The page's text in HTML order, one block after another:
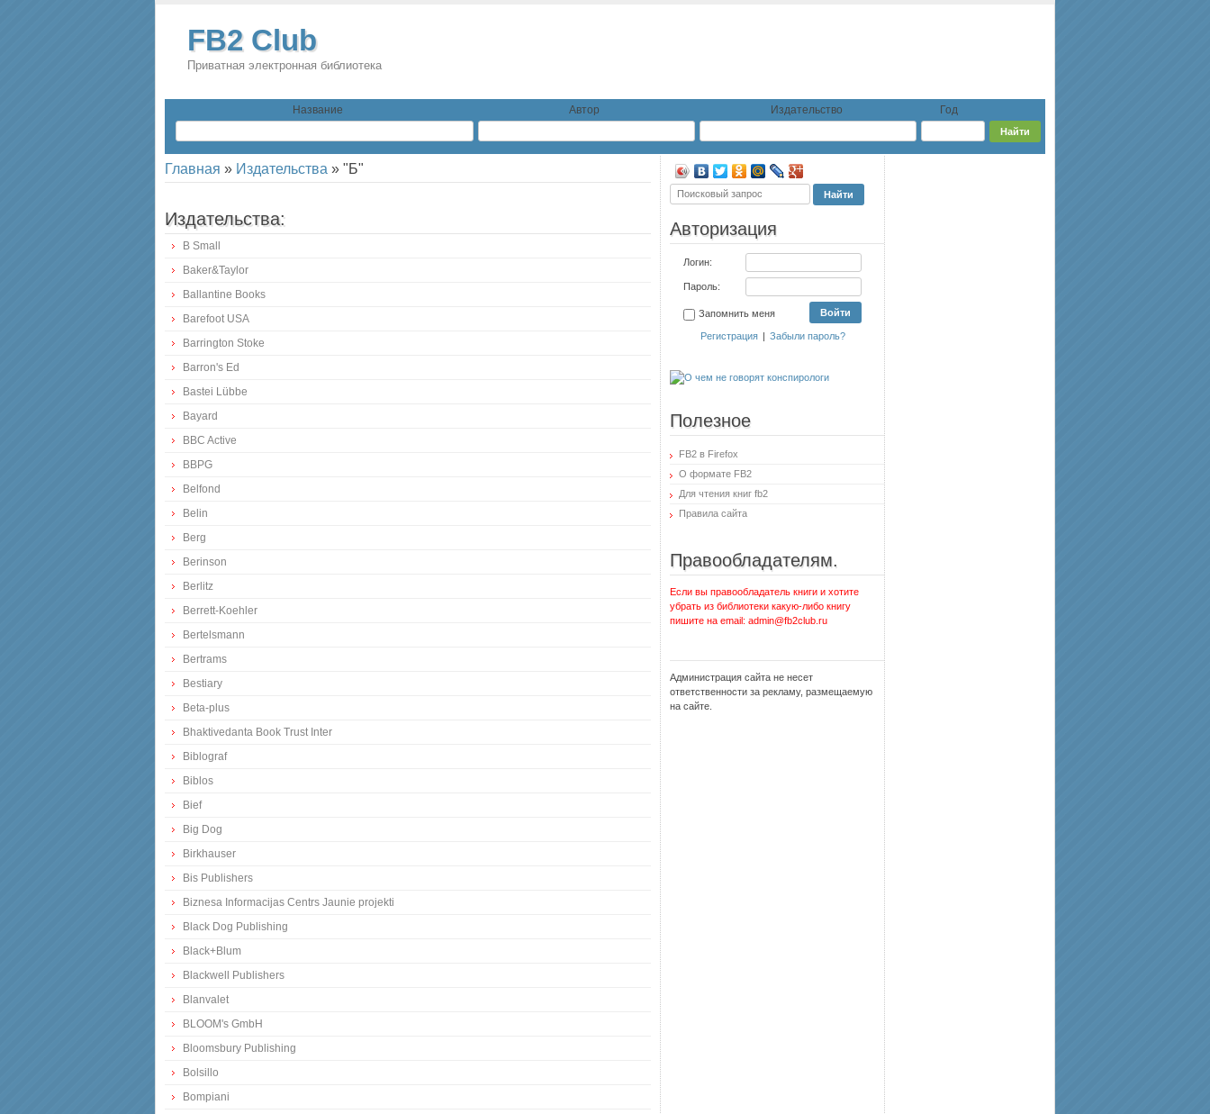
FB2 Club
Приватная электронная библиотека
Название Автор Издательство Год
Главная » Издательства » "Б"
Издательства:
B Small
Baker&Taylor
Ballantine Books
Barefoot USA
Barrington Stoke
Barron's Ed
Bastei Lübbe
Bayard
BBC Active
BBPG
Belfond
Belin
Berg
Berinson
Berlitz
Berrett-Koehler
Bertelsmann
Bertrams
Bestiary
Beta-plus
Bhaktivedanta Book Trust Inter
Biblograf
Biblos
Bief
Big Dog
Birkhauser
Bis Publishers
Biznesa Informacijas Centrs Jaunie projekti
Black Dog Publishing
Black+Blum
Blackwell Publishers
Blanvalet
BLOOM's GmbH
Bloomsbury Publishing
Bolsillo
Bompiani
Авторизация
Логин:
Пароль:
Запомнить меня
Регистрация | Забыли пароль?
Полезное
FB2 в Firefox
О формате FB2
Для чтения книг fb2
Правила сайта
Правообладателям.
Если вы правообладатель книги и хотите
убрать из библиотеки какую-либо книгу
пишите на email: admin@fb2club.ru
Администрация сайта не несет
ответственности за рекламу, размещаемую
на сайте.